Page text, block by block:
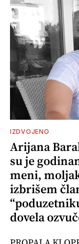
IZDVOJENO
Arijana
su je
meni,
izbrišem
dovela